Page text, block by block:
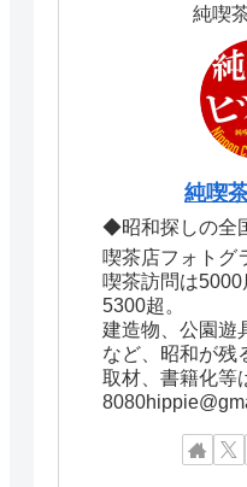
純喫
純喫
◆昭和探しの全
喫茶店フォトグ
喫茶訪問は
5300超。
建造物、公園遊
など、昭和が残
取材、書籍化